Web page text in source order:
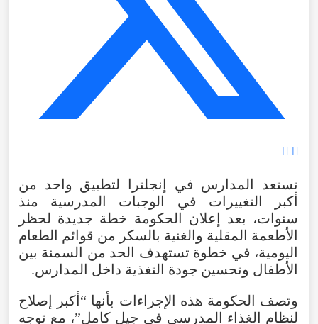
تستعد المدارس في إنجلترا لتطبيق واحد من
أكبر التغييرات في الوجبات المدرسية منذ
سنوات، بعد إعلان الحكومة خطة جديدة لحظر
الأطعمة المقلية والغنية بالسكر من قوائم الطعام
اليومية، في خطوة تستهدف الحد من السمنة بين
الأطفال وتحسين جودة التغذية داخل المدارس.
وتصف الحكومة هذه الإجراءات بأنها “أكبر إصلاح
لنظام الغذاء المدرسي في جيل كامل”، مع توجه